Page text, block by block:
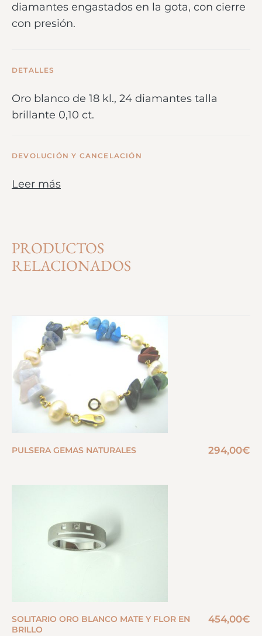
diamantes engastados en la gota, con cierre
con presión.
DETALLES
Oro blanco de 18 kl., 24 diamantes talla
brillante 0,10 ct.
DEVOLUCIÓN Y CANCELACIÓN
Leer más
PRODUCTOS
RELACIONADOS
PULSERA GEMAS NATURALES 294,00€
SOLITARIO ORO BLANCO MATE Y FLOR EN
BRILLO
454,00€